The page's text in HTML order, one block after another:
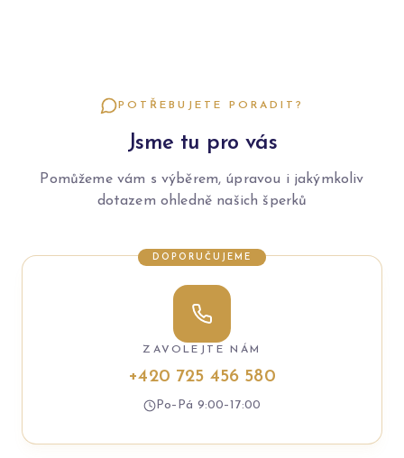
POTŘEBUJETE PORADIT?
Jsme tu pro vás
Pomůžeme vám s výběrem, úpravou i jakýmkoliv
dotazem ohledně našich šperků
DOPORUČUJEME
ZAVOLEJTE NÁM
+420 725 456 580
Po–Pá 9:00–17:00